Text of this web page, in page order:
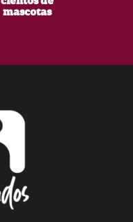
mascotas